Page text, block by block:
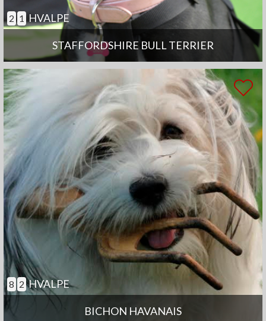
STAFFORDSHIRE BULL TERRIER
2 1 HVALPE
BICHON HAVANAIS
8 2 HVALPE